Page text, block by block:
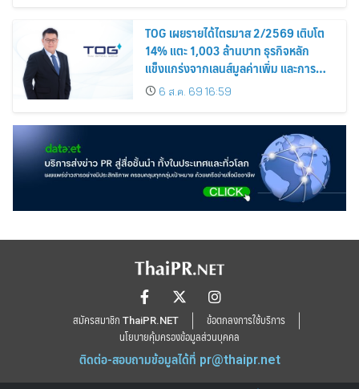
TOG เผยรายได้ไตรมาส 2/2569 เติบโต
14% แตะ 1,003 ล้านบาท ธุรกิจหลัก
แข็งแกร่งจากเลนส์มูลค่าเพิ่ม และการ
ขยายตลาดต่างประเทศ พร้อมเดินหน้า
ลงทุนเพื่อการเติบโตระยะยาว
6 ส.ค. 69 16:59
สมัครสมาชิก ThaiPR.NET
ข้อตกลงการใช้บริการ
นโยบายคุ้มครองข้อมูลส่วนบุคคล
ติดต่อ-สอบถามข้อมูลได้ที่ pr@thaipr.net